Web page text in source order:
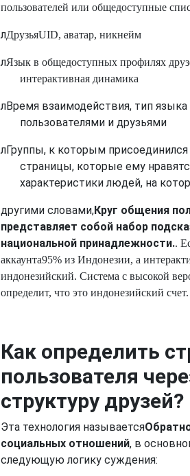
пользователей или общедоступные
лДрузьяUID, аватар, никнейм
лЯзык в общедоступных профилях
интерактивная динамика
лВремя взаимодействия, тип
пользователями и друзьями
лГруппы, к которым присоединился
страницы, которые ему
характеристики людей, на
другими словами,Круг общения
представляет собой набор
национальной принадлежности..
аккаунта95% из Индонезии, а
индонезийский. Система с высокой
определит, что это индонезийский счет.
Как определить
пользователя
структуру друзей?
Эта технология называется
социальных отношений, в
следующую логику суждения: